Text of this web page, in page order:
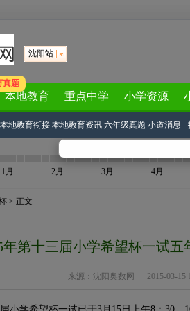
沈阳站
真题
本地教育 重点中学 小学资源
本地教育衔接 本地教育资讯 六年级真题 小道消息
1月 2月 3月 4月
> 正文
年第十三届小学希望杯一试
来源： 沈阳奥数网 2015-03-15